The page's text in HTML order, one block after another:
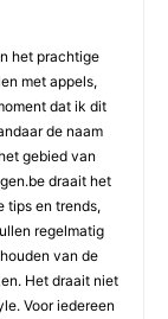
het prachtige
met appels,
dat ik dit
de naam
gebied van
draait het
tips en trends,
regelmatig
van de
Het draait niet
Voor iedereen